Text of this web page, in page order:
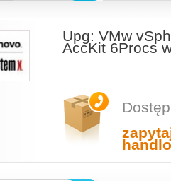
Upg: VMw
AccKit 6Procs